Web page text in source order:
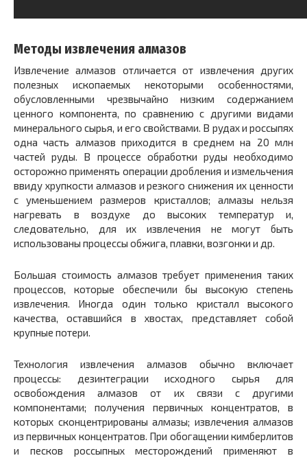
Методы извлечения алмазов
Извлечение алмазов отличается от извлечения других
полезных ископаемых некоторыми особенностями,
обусловленными чрезвычайно низким содержанием
ценного компонента, по сравнению с другими видами
минерального сырья, и его свойствами. В рудах и россыпях
одна часть алмазов приходится в среднем на 20 млн
частей руды. В процессе обработки руды необходимо
осторожно применять операции дробления и измельчения
ввиду хрупкости алмазов и резкого снижения их ценности
с уменьшением размеров кристаллов; алмазы нельзя
нагревать в воздухе до высоких температур и,
следовательно, для их извлечения не могут быть
использованы процессы обжига, плавки, возгонки и др.
Большая стоимость алмазов требует применения таких
процессов, которые обеспечили бы высокую степень
извлечения. Иногда один только кристалл высокого
качества, оставшийся в хвостах, представляет собой
крупные потери.
Технология извлечения алмазов обычно включает
процессы: дезинтеграции исходного сырья для
освобождения алмазов от их связи с другими
компонентами; получения первичных концентратов, в
которых сконцентрированы алмазы; извлечения алмазов
из первичных концентратов. При обогащении кимберлитов
и песков россыпных месторождений применяют в